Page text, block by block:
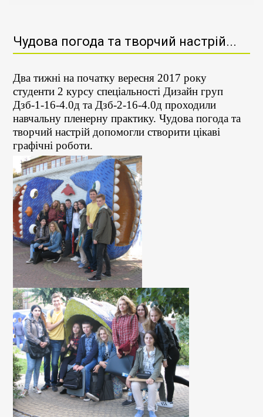
Чудова погода та творчий настрій...
Два тижні на початку вересня 2017 року
студенти 2 курсу спеціальності Дизайн груп
Дзб-1-16-4.0д та Дзб-2-16-4.0д проходили
навчальну пленерну практику. Чудова погода та
творчий настрій допомогли створити цікаві
графічні роботи.